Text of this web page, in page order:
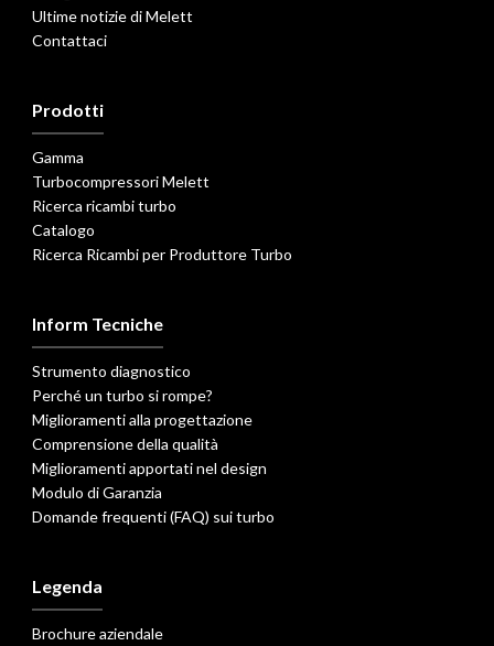
Ultime notizie di Melett
Contattaci
Prodotti
Gamma
Turbocompressori Melett
Ricerca ricambi turbo
Catalogo
Ricerca Ricambi per Produttore Turbo
Inform Tecniche
Strumento diagnostico
Perché un turbo si rompe?
Miglioramenti alla progettazione
Comprensione della qualità
Miglioramenti apportati nel design
Modulo di Garanzia
Domande frequenti (FAQ) sui turbo
Legenda
Brochure aziendale